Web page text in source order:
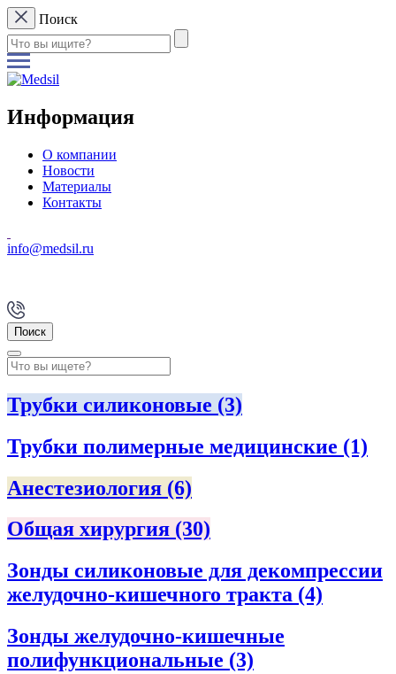
Поиск
Информация
О компании
Новости
Материалы
Контакты
info@medsil.ru
Поиск
Трубки силиконовые (3)
Трубки полимерные медицинские (1)
Анестезиология (6)
Общая хирургия (30)
Зонды силиконовые для декомпрессии
желудочно-кишечного тракта (4)
Зонды желудочно-кишечные
полифункциональные (3)